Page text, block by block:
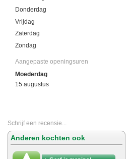
Donderdag
Vrijdag
Zaterdag
Zondag
Aangepaste openingsuren
Moederdag
15 augustus
Schrijf een recensie...